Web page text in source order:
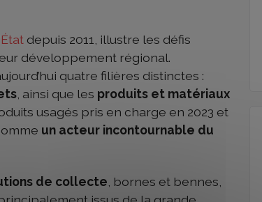
depuis 2011, illustre les défis
développement régional.
quatre filières distinctes :
, ainsi que les produits et matériaux
usagés pris en charge en 2023 et
un acteur incontournable du
de collecte , bornes et bennes,